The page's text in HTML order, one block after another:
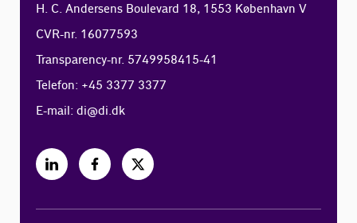
H. C. Andersens Boulevard 18, 1553 København V
CVR-nr. 16077593
Transparency-nr. 5749958415-41
Telefon: +45 3377 3377
E-mail:di@di.dk